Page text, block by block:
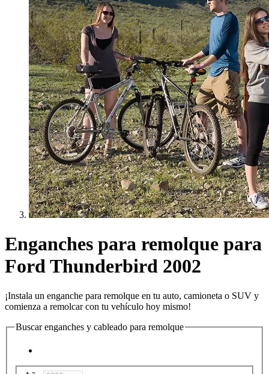
Enganches para remolque para
Ford Thunderbird 2002
¡Instala un enganche para remolque en tu auto, camioneta o SUV y
comienza a remolcar con tu vehículo hoy mismo!
Buscar enganches y cableado para remolque